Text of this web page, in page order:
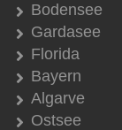
Bodensee
Gardasee
Florida
Bayern
Algarve
Ostsee